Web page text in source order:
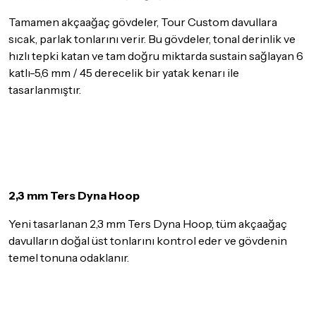
iade/değişim şartlarını kontrol ettiğinizden emin olun.
Detaylar için tıklayınız
Tamamen akçaağaç gövdeler, Tour Custom davullara
sıcak, parlak tonlarını verir. Bu gövdeler, tonal derinlik ve
hızlı tepki katan ve tam doğru miktarda sustain sağlayan 6
katlı-5,6 mm / 45 derecelik bir yatak kenarı ile
tasarlanmıştır.
2,3 mm Ters Dyna Hoop
Yeni tasarlanan 2,3 mm Ters Dyna Hoop, tüm akçaağaç
davulların doğal üst tonlarını kontrol eder ve gövdenin
temel tonuna odaklanır.